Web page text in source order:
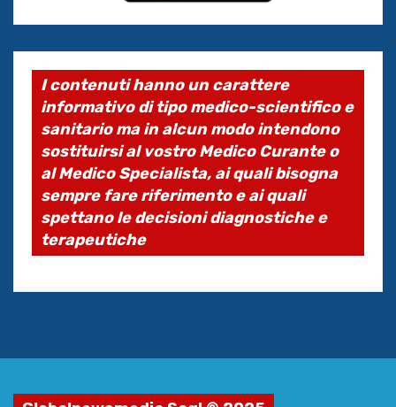
I contenuti hanno un carattere
informativo di tipo medico-scientifico e
sanitario ma in alcun modo intendono
sostituirsi al vostro Medico Curante o
al Medico Specialista, ai quali bisogna
sempre fare riferimento e ai quali
spettano le decisioni diagnostiche e
terapeutiche